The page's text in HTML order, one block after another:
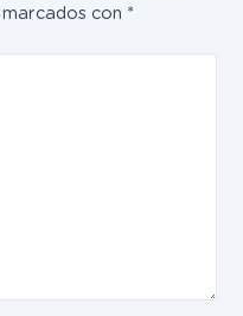
con *